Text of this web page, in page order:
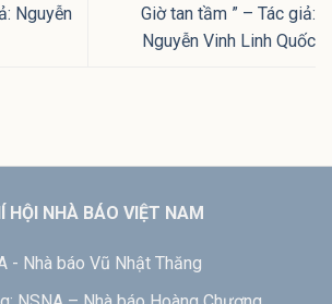
Nguyễn
Giờ tan tầm ” – Tác giả:
Nguyễn Vinh Linh Quốc
HỘI NHÀ BÁO VIỆT NAM
- Nhà báo Vũ Nhật Thăng